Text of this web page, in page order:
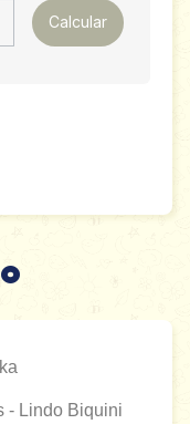
Calcular
- Lindo Biquini